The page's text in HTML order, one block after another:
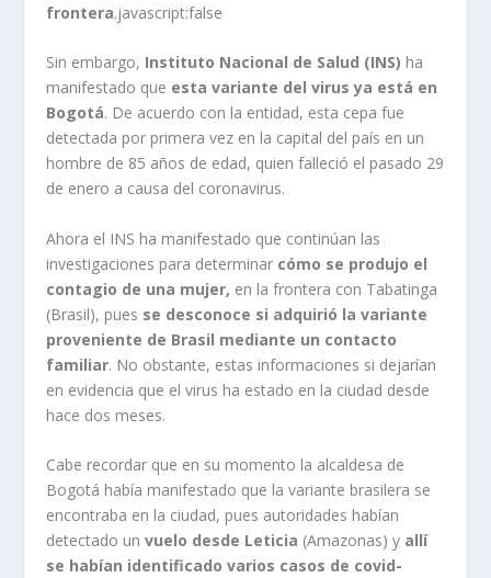
frontera.javascript:false
Sin embargo, Instituto Nacional de Salud (INS) ha
manifestado que esta variante del virus ya está en
Bogotá. De acuerdo con la entidad, esta cepa fue
detectada por primera vez en la capital del país en un
hombre de 85 años de edad, quien falleció el pasado 29
de enero a causa del coronavirus.
Ahora el INS ha manifestado que continúan las
investigaciones para determinar cómo se produjo el
contagio de una mujer, en la frontera con Tabatinga
(Brasil), pues se desconoce si adquirió la variante
proveniente de Brasil mediante un contacto
familiar. No obstante, estas informaciones si dejarían
en evidencia que el virus ha estado en la ciudad desde
hace dos meses.
Cabe recordar que en su momento la alcaldesa de
Bogotá había manifestado que la variante brasilera se
encontraba en la ciudad, pues autoridades habían
detectado unvuelo desde Leticia (Amazonas) y allí
se habían identificado varios casos de covid-